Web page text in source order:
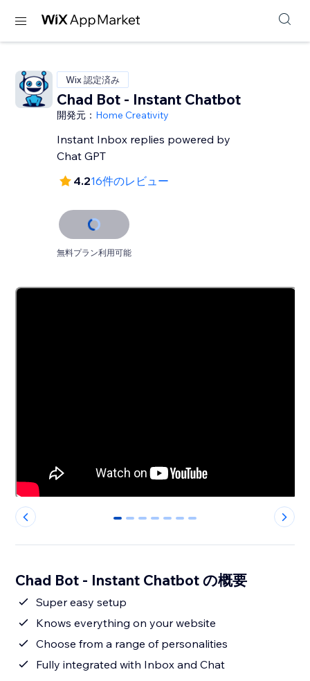
Wix 認定済み
Chad Bot - Instant Chatbot
開発元： Home Creativity
Instant Inbox replies powered by
Chat GPT
4.216件のレビュー
無料プラン利用可能
0 1 2 3 4 5 6
Chad Bot - Instant Chatbot の概要
Super easy setup
Knows everything on your website
Choose from a range of personalities
Fully integrated with Inbox and Chat